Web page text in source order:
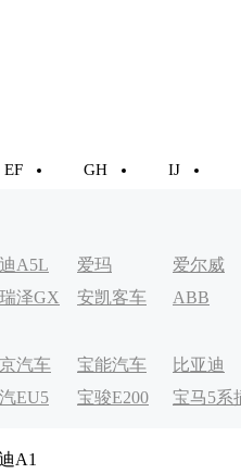
EF GH IJ
A5L 爱玛
爱尔威
泽GX 安凯客车 ABB
汽车
厂
宝能汽车
比亚迪
EU5 宝骏E200 宝马5系
A1